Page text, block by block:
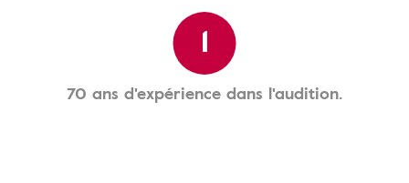
1
70 ans d'expérience dans l'audition.